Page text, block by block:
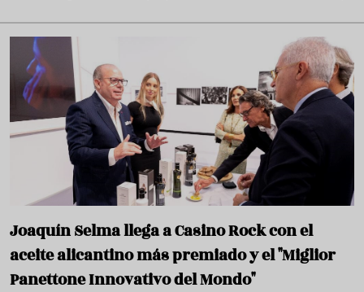
Joaquín Selma llega a Casino Rock con el
aceite alicantino más premiado y el "Miglior
Panettone Innovativo del Mondo"